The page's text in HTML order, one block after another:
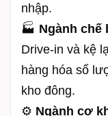
nhập.
🏭 Ngành chế
Drive-in và kệ
hàng hóa số
kho đông.
⚙️ Ngành cơ